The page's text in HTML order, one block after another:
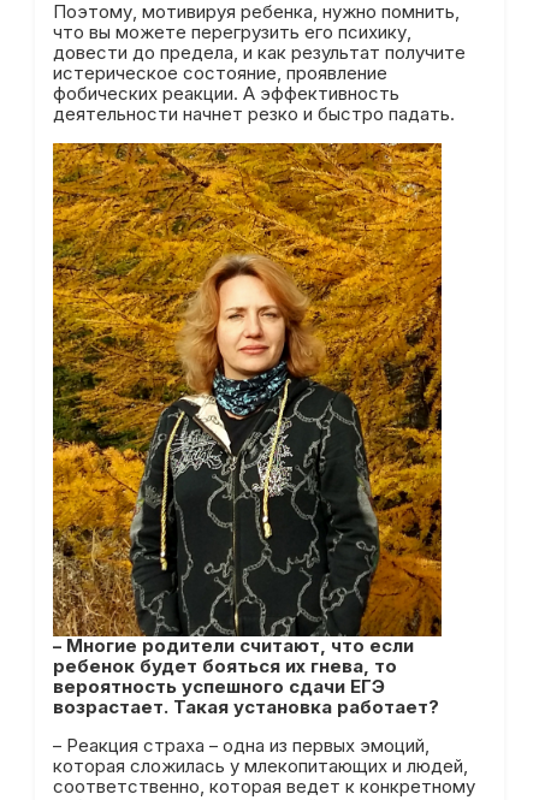
Поэтому, мотивируя ребенка, нужно помнить,
что вы можете перегрузить его психику,
довести до предела, и как результат получите
истерическое состояние, проявление
фобических реакции. А эффективность
деятельности начнет резко и быстро падать.
– Многие родители считают, что если
ребенок будет бояться их гнева, то
вероятность успешного сдачи ЕГЭ
возрастает. Такая установка работает?
– Реакция страха – одна из первых эмоций,
которая сложилась у млекопитающих и людей,
соответственно, которая ведет к конкретному